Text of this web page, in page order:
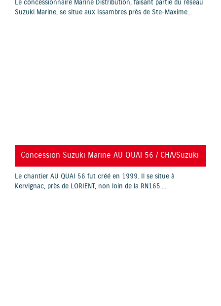
Le concessionnaire Marine Distribution, faisant partie du réseau
Suzuki Marine, se situe aux Issambres près de Ste-Maxime...
YouTube is disabled. Allow
Concession Suzuki Marine AU QUAI 56 / CHA/Suzuki
Le chantier AU QUAI 56 fut créé en 1999. Il se situe à
Kervignac, près de LORIENT, non loin de la RN165....